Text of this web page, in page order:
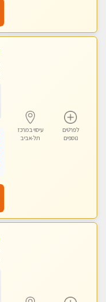
לפרטים
נוספים
עיסוי במרכז
תל-אביב